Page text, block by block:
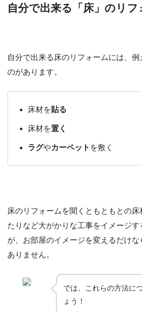
自分で出来る「床」のリフ
自分で出来る床のリフォームには、
のがあります。
床材を貼る
床材を置く
ラグやカーペット を敷く
床のリフォームを聞くともともとの
たりなど大がかりな工事をイメージ
が、お部屋のイメージを変えるだけ
ありません。
では、これらの方法に
ょう！